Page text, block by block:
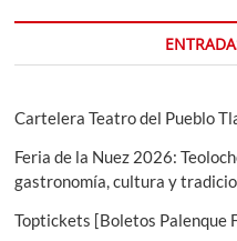
Cartelera Teatro del Pueblo
Feria de la Nuez 2026:
gastronomía, cultura y
Toptickets [Boletos Palenque